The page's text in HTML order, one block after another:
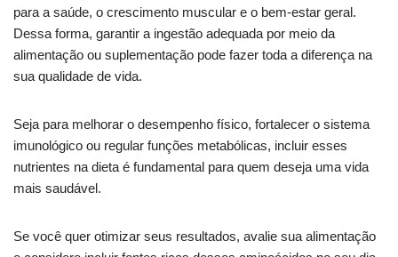
para a saúde, o crescimento muscular e o bem-estar geral.
Dessa forma, garantir a ingestão adequada por meio da
alimentação ou suplementação pode fazer toda a diferença na
sua qualidade de vida.
Seja para melhorar o desempenho físico, fortalecer o sistema
imunológico ou regular funções metabólicas, incluir esses
nutrientes na dieta é fundamental para quem deseja uma vida
mais saudável.
Se você quer otimizar seus resultados, avalie sua alimentação